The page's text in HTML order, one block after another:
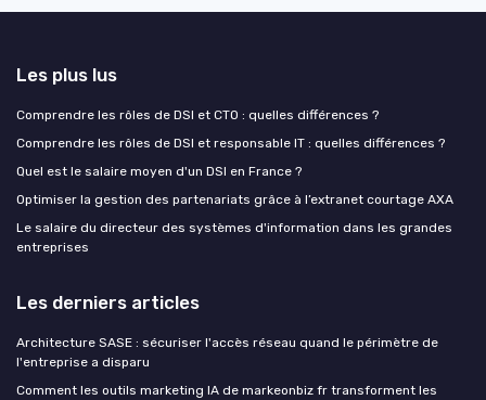
Les plus lus
Comprendre les rôles de DSI et CTO : quelles différences ?
Comprendre les rôles de DSI et responsable IT : quelles différences ?
Quel est le salaire moyen d'un DSI en France ?
Optimiser la gestion des partenariats grâce à l’extranet courtage AXA
Le salaire du directeur des systèmes d'information dans les grandes
entreprises
Les derniers articles
Architecture SASE : sécuriser l'accès réseau quand le périmètre de
l'entreprise a disparu
Comment les outils marketing IA de markeonbiz fr transforment les